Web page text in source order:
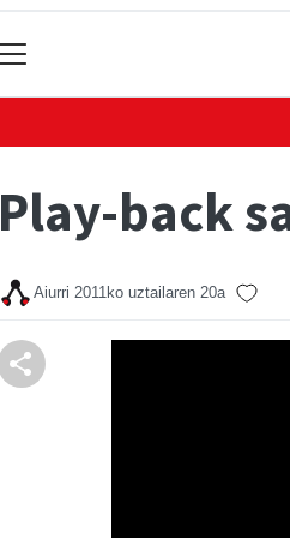
Play-back
Aiurri 2011ko uztailaren 20a